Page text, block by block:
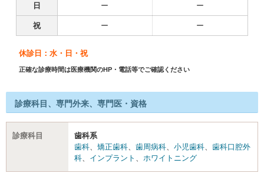
日 ー ー
祝 ー ー
休診日：水・日・祝
正確な診療時間は医療機関のHP・電話等でご確認ください
診療科目、専門外来、専門医・資格
診療科目
歯科系
歯科
矯正歯科 歯周病科 小児歯科
歯科口腔外
科
インプラント ホワイトニング